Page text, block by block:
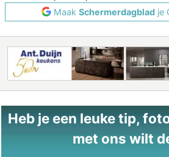
Maak Schermerdagblad je
Heb je een leuke tip,
met ons wilt